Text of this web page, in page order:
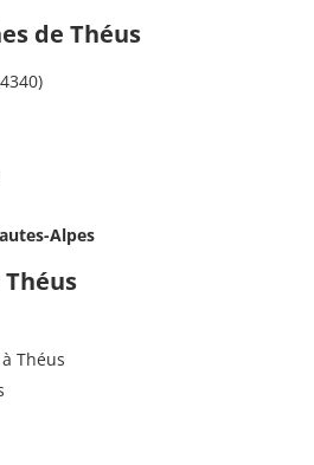
de Théus
Alpes
Théus